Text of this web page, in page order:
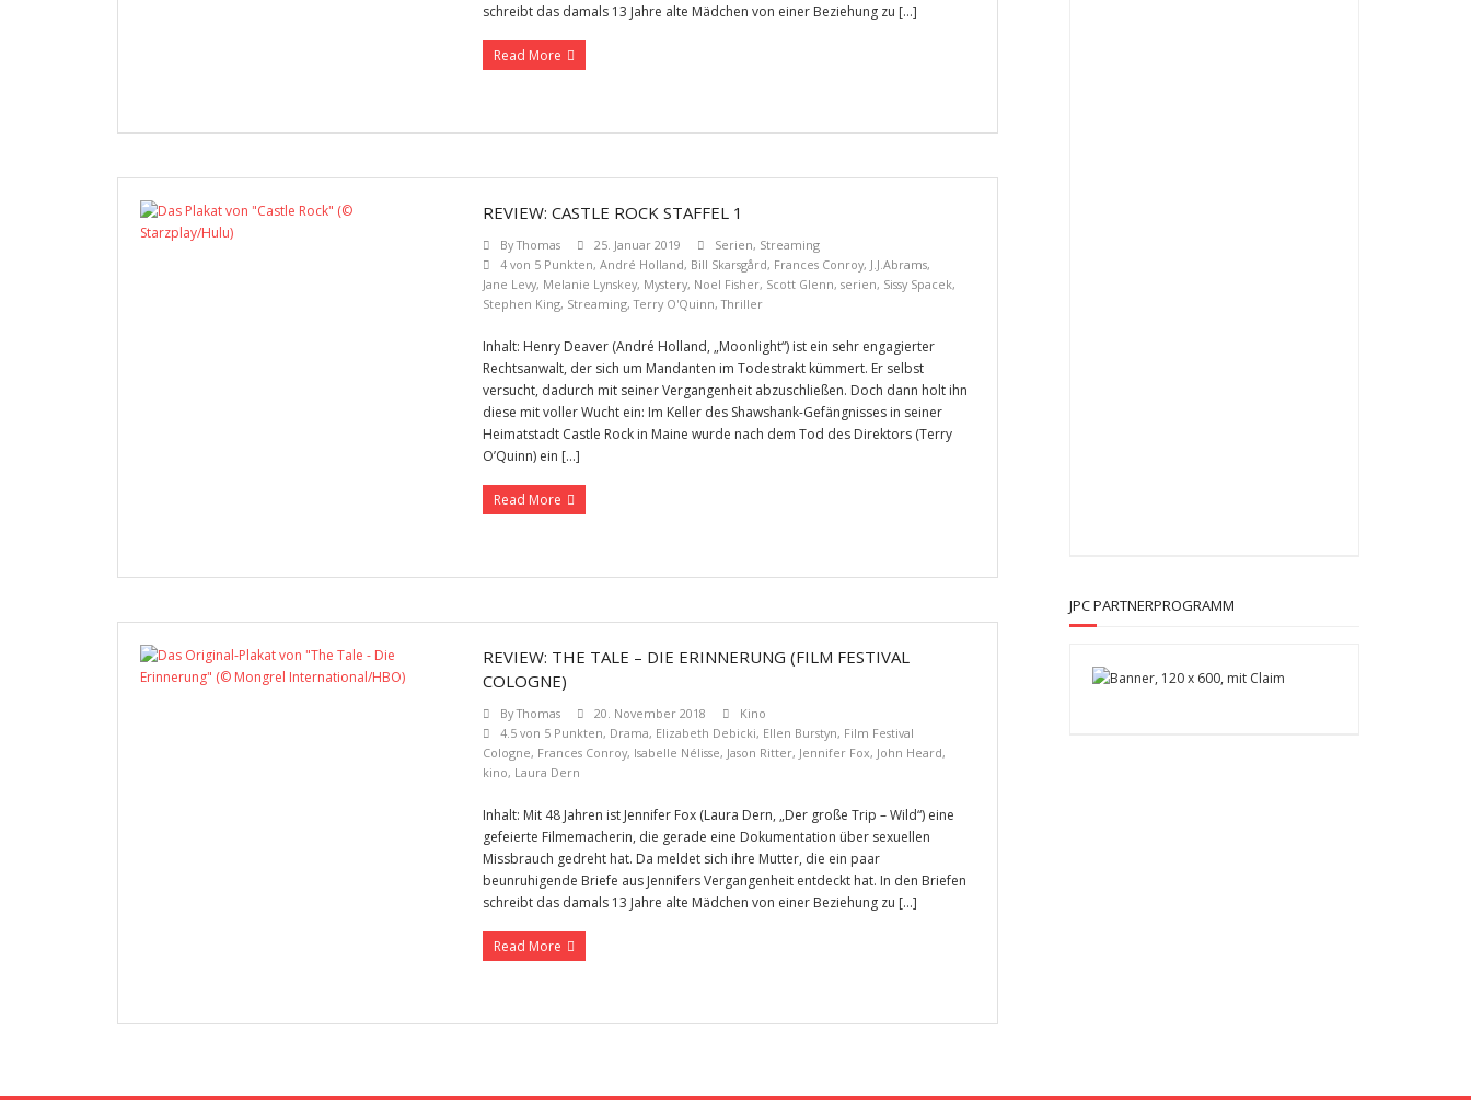
schreibt das damals 13 Jahre alte Mädchen von einer Beziehung zu […]
Read More
REVIEW: CASTLE ROCK STAFFEL 1
ByThomas 25. Januar 2019 Serien, Streaming
4 von 5 Punkten,André Holland, Bill Skarsgård, Frances Conroy, J.J.Abrams,
Jane Levy, Melanie Lynskey, Mystery, Noel Fisher, Scott Glenn,serien, Sissy Spacek,
Stephen King, Streaming,Terry O'Quinn,Thriller
Inhalt: Henry Deaver (André Holland, „Moonlight“) ist ein sehr engagierter
Rechtsanwalt, der sich um Mandanten im Todestrakt kümmert. Er selbst
versucht, dadurch mit seiner Vergangenheit abzuschließen. Doch dann holt ihn
diese mit voller Wucht ein: Im Keller des Shawshank-Gefängnisses in seiner
Heimatstadt Castle Rock in Maine wurde nach dem Tod des Direktors (Terry
O’Quinn) ein […]
Read More
REVIEW: THE TALE – DIE ERINNERUNG (FILM FESTIVAL
COLOGNE)
ByThomas 20. November 2018
Kino
4.5 von 5 Punkten, Drama, Elizabeth Debicki, Ellen Burstyn, Film Festival
Cologne, Frances Conroy, Isabelle Nélisse, Jason Ritter, Jennifer Fox, John Heard,
kino, Laura Dern
Inhalt: Mit 48 Jahren ist Jennifer Fox (Laura Dern, „Der große Trip – Wild“) eine
gefeierte Filmemacherin, die gerade eine Dokumentation über sexuellen
Missbrauch gedreht hat. Da meldet sich ihre Mutter, die ein paar
beunruhigende Briefe aus Jennifers Vergangenheit entdeckt hat. In den Briefen
schreibt das damals 13 Jahre alte Mädchen von einer Beziehung zu […]
Read More
JPC PARTNERPROGRAMM